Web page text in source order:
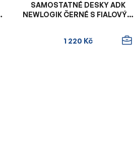
SAMOSTATNÉ DESKY ADK
NEWLOGIK ČERNÉ S FIALOVÝM
1 220 Kč